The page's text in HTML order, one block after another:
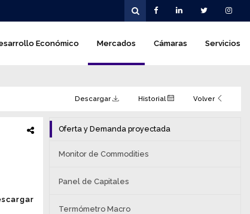
Económico Mercados Cámaras Servicios
Descargar Historial Volver
Oferta y Demanda proyectada
Monitor de Commodities
Panel de Capitales
Termómetro Macro